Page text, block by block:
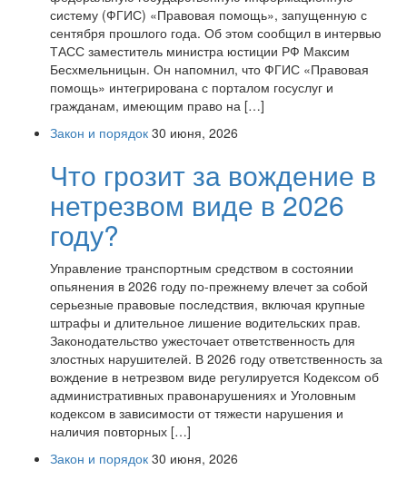
систему (ФГИС) «Правовая помощь», запущенную с
сентября прошлого года. Об этом сообщил в интервью
ТАСС заместитель министра юстиции РФ Максим
Бесхмельницын. Он напомнил, что ФГИС «Правовая
помощь» интегрирована с порталом госуслуг и
гражданам, имеющим право на […]
Закон и порядок 30 июня, 2026
Что грозит за вождение в
нетрезвом виде в 2026
году?
Управление транспортным средством в состоянии
опьянения в 2026 году по-прежнему влечет за собой
серьезные правовые последствия, включая крупные
штрафы и длительное лишение водительских прав.
Законодательство ужесточает ответственность для
злостных нарушителей. В 2026 году ответственность за
вождение в нетрезвом виде регулируется Кодексом об
административных правонарушениях и Уголовным
кодексом в зависимости от тяжести нарушения и
наличия повторных […]
Закон и порядок 30 июня, 2026